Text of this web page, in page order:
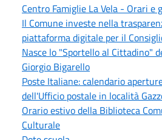
Centro Famiglie La Vela - Orari e
Il Comune investe nella
piattaforma digitale per il
Nasce lo "Sportello al Cittadino"
Giorgio Bigarello
Poste Italiane: calendario
dell'Ufficio postale in località
Orario estivo della Biblioteca
Culturale